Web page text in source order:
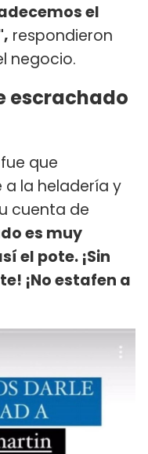
el
respondieron
negocio.
escrachado
que
la heladería y
cuenta de
es muy
el pote. ¡Sin
¡No estafen a